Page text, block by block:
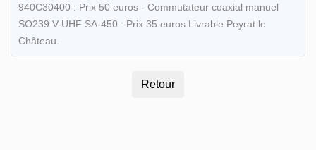
940C30400 : Prix 50 euros - Commutateur coaxial manuel
SO239 V-UHF SA-450 : Prix 35 euros Livrable Peyrat le
Château.